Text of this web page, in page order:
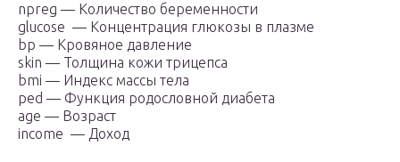
npreg — Количество беременности
glucose — Концентрация глюкозы в плазме
bp — Кровяное давление
skin — Толщина кожи трицепса
bmi — Индекс массы тела
ped — Функция родословной диабета
age — Возраст
income — Доход